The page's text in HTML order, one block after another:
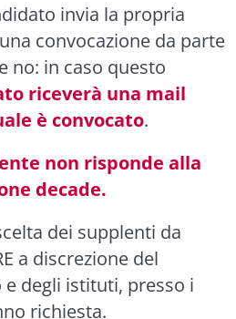
invia la propria
convocazione da parte
no: in caso questo
riceverà una mail
è convocato.
non risponde alla
decade.
dei supplenti da
a discrezione del
degli istituti, presso i
richiesta.